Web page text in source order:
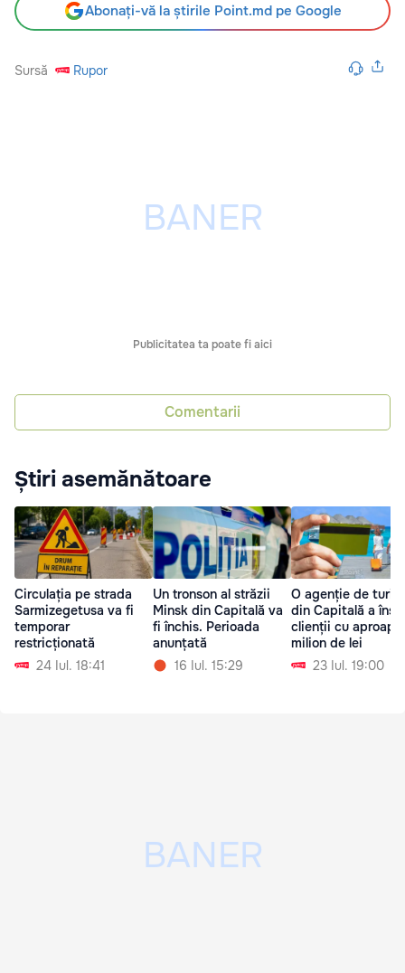
Abonați-vă la știrile Point.md pe Google
Sursă Rupor
Publicitatea ta poate fi aici
Comentarii
Știri asemănătoare
Circulația pe strada
Sarmizegetusa va fi
temporar
restricționată
24 Iul. 18:41
Un tronson al străzii
Minsk din Capitală va
fi închis. Perioada
anunțată
16 Iul. 15:29
O agenție de
din Capitală a
clienții cu aproape
milion de lei
23 Iul. 19:00